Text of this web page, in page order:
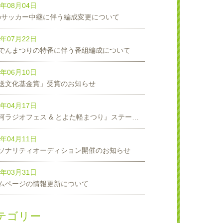
08月04日
ッカー中継に伴う編成変更について
07月22日
んまつりの特番に伴う番組編成について
06月10日
文化基金賞」受賞のお知らせ
04月17日
『三河ラジオフェス & とよた軽まつり』ステージスケジュール発表！
04月11日
ナリティオーディション開催のお知らせ
03月31日
ページの情報更新について
ゴリー